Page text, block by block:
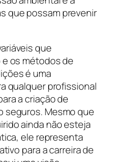
que possam prevenir
que
os métodos de
é uma
qualquer profissional
a criação de
seguros. Mesmo que
ainda não esteja
ele representa
para a carreira de